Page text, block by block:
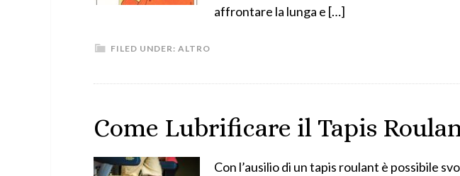
affrontare la lunga e […]
FILED UNDER: ALTRO
Come Lubrificare il Tapis
Con l’ausilio di un tapis roulant è possibile